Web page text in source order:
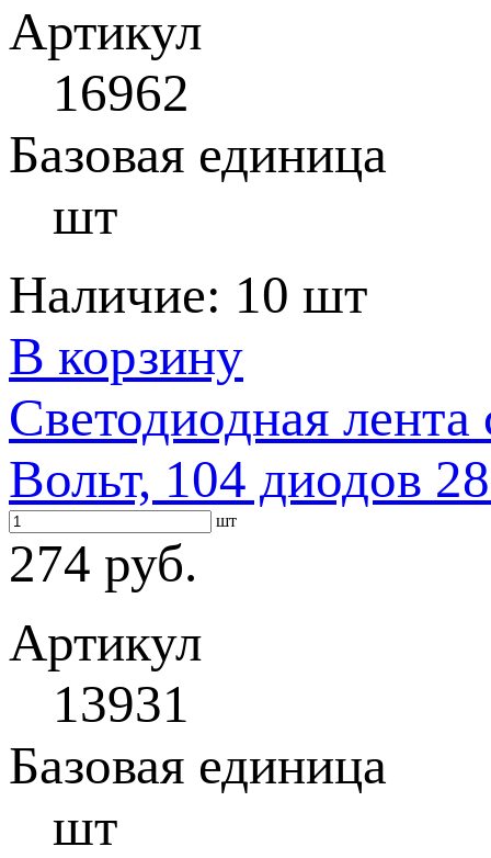
Артикул
16962
Базовая единица
шт
Наличие: 10 шт
В корзину
Светодиодная
Вольт, 104 диодов
шт
274 руб.
Артикул
13931
Базовая единица
шт